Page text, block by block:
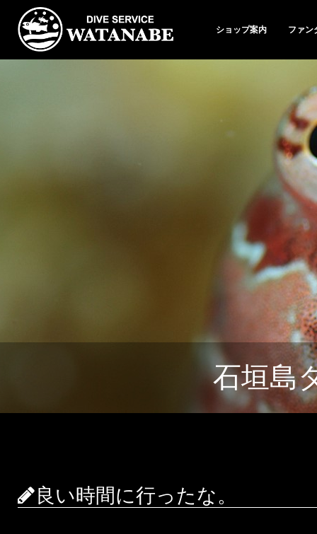
ショップ案内 ファン
石垣島
良い時間に行ったな。